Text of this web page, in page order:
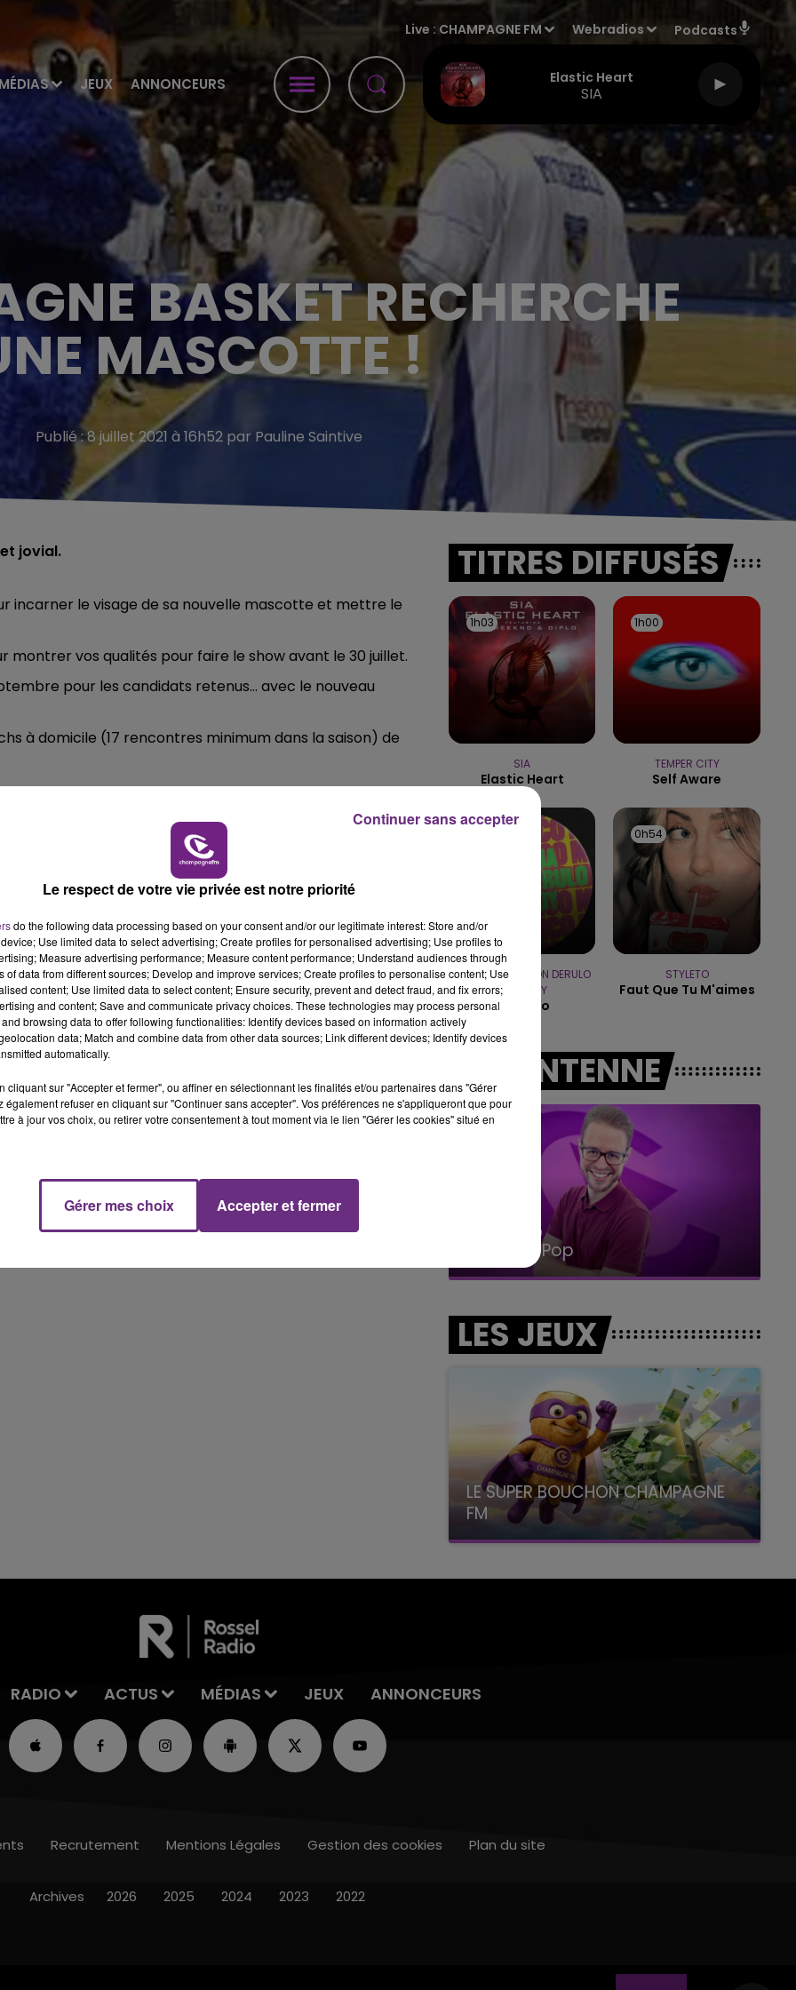
MÉDIAS JEUX ANNONCEURS
Live : CHAMPAGNE FM Webradios Podcasts
Elastic Heart
SIA
LA FAMILLE
10h00 - 14h00
LE TICKET DE CAISSE
BASKET RECHERCHE
MASCOTTE !
Publié : 8 juillet 2021 à 16h52 par Pauline Saintive
jovial.
incarner le visage de sa nouvelle mascotte et mettre le
montrer vos qualités pour faire le show avant le 30 juillet.
pour les candidats retenus… avec le nouveau
à domicile (17 rencontres minimum dans la saison) de
LE MAGASIN JOUÉCLUB DE REIMS FERME
SES PORTES
C'était l'une des institutions du centre-ville
rémois. Le magasin JouéClub est contraint de
TITRES DIFFUSÉS
1h03
1h03
SIA
Elastic Heart
1h00
1h00
TEMPER CITY
Self Aware
DJ GOJA & JASON DERULO
& MELODY
Mi Chico
0h54
0h54
STYLETO
Faut Que Tu M'aimes
A L'ANTENNE
14h00 - 15h00 15h00 - 19h00
Le Club Champagne FM
LES JEUX
LE SUPER BOUCHON CHAMPAGNE
FM
avec La Famille Champagne FM, à 8H10
RADIO ACTUS MÉDIAS JEUX ANNONCEURS
Recrutement Mentions Légales Gestion des cookies Plan du site
Archives 2026 2025 2024 2023 2022
Le respect de votre vie privée est notre priorité
do the following data processing based on your consent and/or our legitimate interest: Store and/or
Use limited data to select advertising; Create profiles for personalised advertising; Use profiles to
Measure advertising performance; Measure content performance; Understand audiences through
of data from different sources; Develop and improve services; Create profiles to personalise content; Use
content; Use limited data to select content; Ensure security, prevent and detect fraud, and fix errors;
and content; Save and communicate privacy choices. These technologies may process personal
browsing data to offer following functionalities: Identify devices based on information actively
data; Match and combine data from other data sources; Link different devices; Identify devices
automatically.
cliquant sur "Accepter et fermer", ou affiner en sélectionnant les finalités et/ou partenaires dans "Gérer
également refuser en cliquant sur "Continuer sans accepter". Vos préférences ne s'appliqueront que pour
à jour vos choix, ou retirer votre consentement à tout moment via le lien "Gérer les cookies" situé en
Gérer mes choix Accepter et fermer
Continuer sans accepter